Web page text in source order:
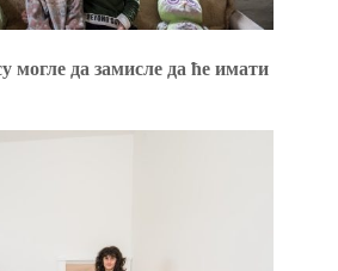
да замисле да ће имати